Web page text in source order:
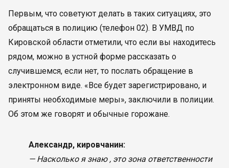
Первым, что советуют делать в таких ситуациях, это
обращаться в полицию (телефон 02). В УМВД по
Кировской области отметили, что если вы находитесь
рядом, можно в устной форме рассказать о
случившемся, если нет, то послать обращение в
электронном виде. «Все будет зарегистрировано, и
приняты необходимые меры», заключили в полиции.
Об этом же говорят и обычные горожане.
Александр, кировчанин:
— Насколько я знаю , это зона ответственности